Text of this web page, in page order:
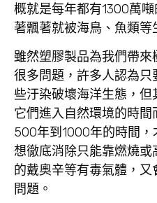
概就是每年都有1300萬
著飄著就被海鳥、魚類等
雖然塑膠製品為我們帶
很多問題，許多人認為
些汙染破壞海洋生態，
它們進入自然環境的時
500年到1000年的時間
想徹底消除只能靠燃燒
的戴奧辛等有毒氣體，
問題。